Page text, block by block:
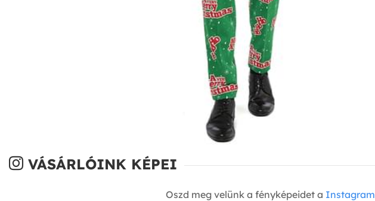
VÁSÁRLÓINK KÉPEI
Oszd meg velünk a fényképeidet a Instagram